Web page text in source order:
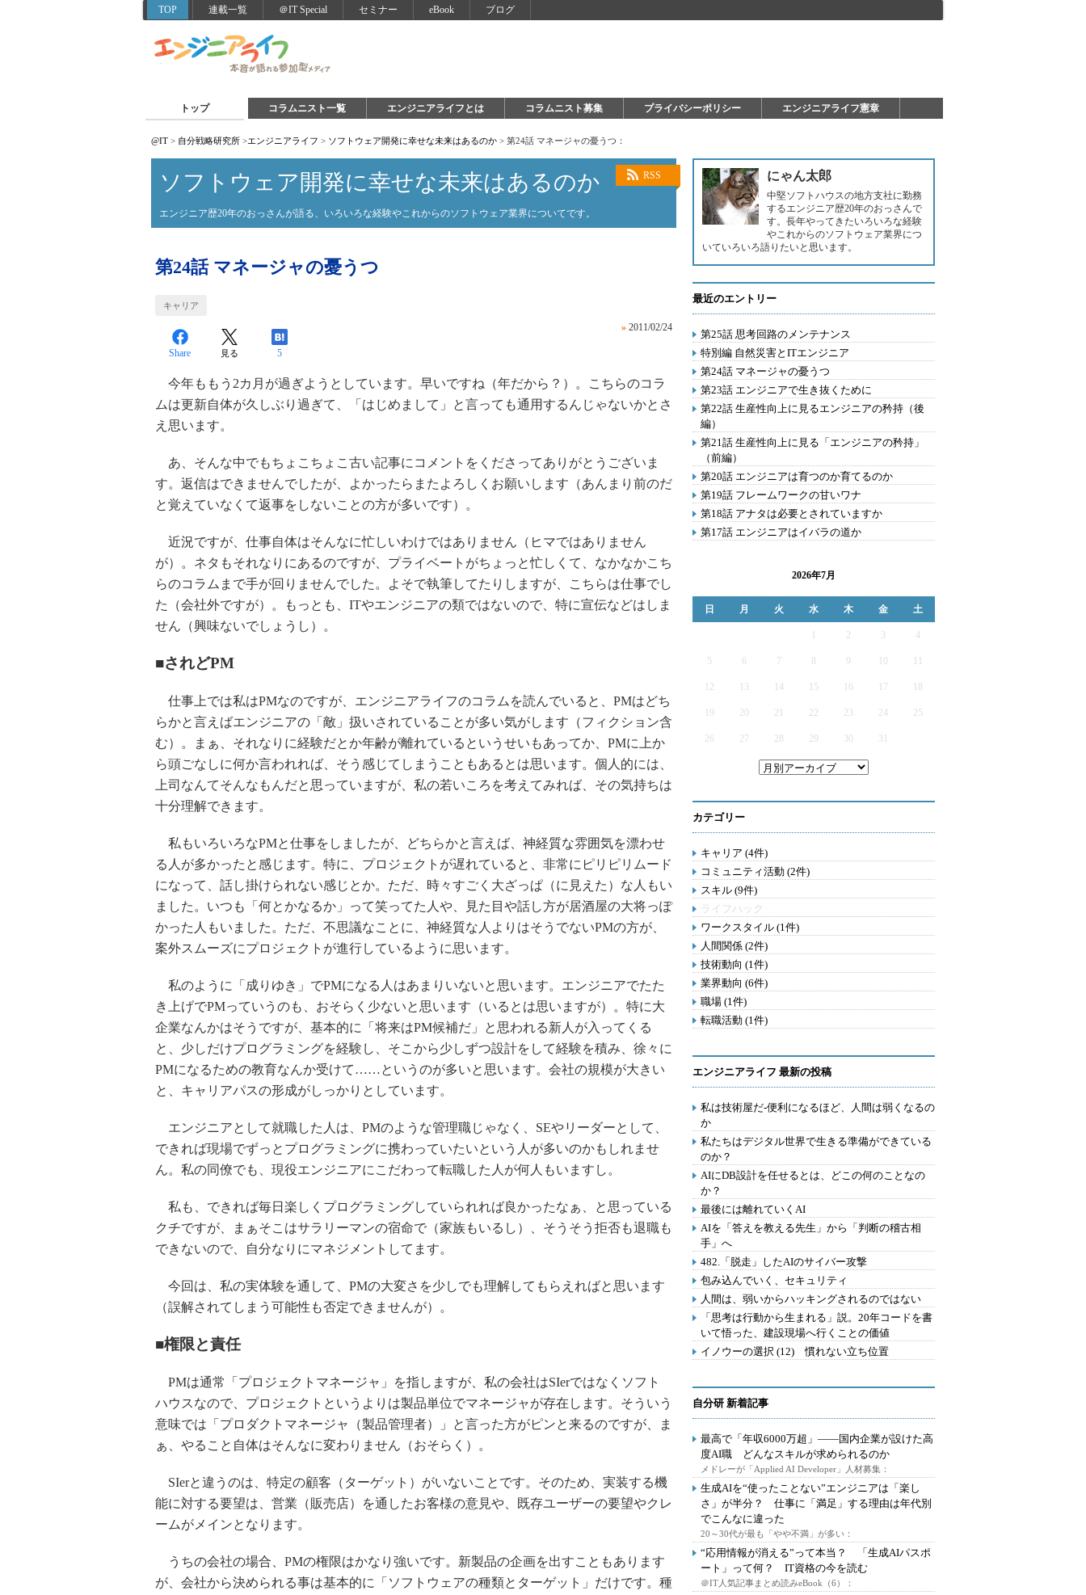
TOP 連載一覧 ＠IT Special セミナー eBook ブログ
トップ コラムニスト一覧 エンジニアライフとは コラムニスト募集 プライバシーポリシー エンジニアライフ憲章
@IT > 自分戦略研究所 >エンジニアライフ > ソフトウェア開発に幸せな未来はあるのか > 第24話 マネージャの憂うつ：
RSS
ソフトウェア開発に幸せな未来はあるのか
エンジニア歴20年のおっさんが語る、いろいろな経験やこれからのソフトウェア業界についてです。
第24話 マネージャの憂うつ
キャリア
» 2011/02/24
Share 見る 5
今年ももう2カ月が過ぎようとしています。早いですね（年だから？）。こちらのコラ
ムは更新自体が久しぶり過ぎて、「はじめまして」と言っても通用するんじゃないかとさ
え思います。
あ、そんな中でもちょこちょこ古い記事にコメントをくださってありがとうございま
す。返信はできませんでしたが、よかったらまたよろしくお願いします（あんまり前のだ
と覚えていなくて返事をしないことの方が多いです）。
近況ですが、仕事自体はそんなに忙しいわけではありません（ヒマではありません
が）。ネタもそれなりにあるのですが、プライベートがちょっと忙しくて、なかなかこち
らのコラムまで手が回りませんでした。よそで執筆してたりしますが、こちらは仕事でし
た（会社外ですが）。もっとも、ITやエンジニアの類ではないので、特に宣伝などはしま
せん（興味ないでしょうし）。
■されどPM
仕事上では私はPMなのですが、エンジニアライフのコラムを読んでいると、PMはどち
らかと言えばエンジニアの「敵」扱いされていることが多い気がします（フィクション含
む）。まぁ、それなりに経験だとか年齢が離れているというせいもあってか、PMに上か
ら頭ごなしに何か言われれば、そう感じてしまうこともあるとは思います。個人的には、
上司なんてそんなもんだと思っていますが、私の若いころを考えてみれば、その気持ちは
十分理解できます。
私もいろいろなPMと仕事をしましたが、どちらかと言えば、神経質な雰囲気を漂わせ
る人が多かったと感じます。特に、プロジェクトが遅れていると、非常にピリピリムード
になって、話し掛けられない感じとか。ただ、時々すごく大ざっぱ（に見えた）な人もい
ました。いつも「何とかなるか」って笑ってた人や、見た目や話し方が居酒屋の大将っぽ
かった人もいました。ただ、不思議なことに、神経質な人よりはそうでないPMの方が、
案外スムーズにプロジェクトが進行しているように思います。
私のように「成りゆき」でPMになる人はあまりいないと思います。エンジニアでたた
き上げでPMっていうのも、おそらく少ないと思います（いるとは思いますが）。特に大
企業なんかはそうですが、基本的に「将来はPM候補だ」と思われる新人が入ってくる
と、少しだけプログラミングを経験し、そこから少しずつ設計をして経験を積み、徐々に
PMになるための教育なんか受けて……というのが多いと思います。会社の規模が大きい
と、キャリアパスの形成がしっかりとしています。
エンジニアとして就職した人は、PMのような管理職じゃなく、SEやリーダーとして、
できれば現場でずっとプログラミングに携わっていたいという人が多いのかもしれませ
ん。私の同僚でも、現役エンジニアにこだわって転職した人が何人もいますし。
私も、できれば毎日楽しくプログラミングしていられれば良かったなぁ、と思っている
クチですが、まぁそこはサラリーマンの宿命で（家族もいるし）、そうそう拒否も退職も
できないので、自分なりにマネジメントしてます。
今回は、私の実体験を通して、PMの大変さを少しでも理解してもらえればと思います
（誤解されてしまう可能性も否定できませんが）。
■権限と責任
PMは通常「プロジェクトマネージャ」を指しますが、私の会社はSIerではなくソフト
ハウスなので、プロジェクトというよりは製品単位でマネージャが存在します。そういう
意味では「プロダクトマネージャ（製品管理者）」と言った方がピンと来るのですが、ま
ぁ、やること自体はそんなに変わりません（おそらく）。
SIerと違うのは、特定の顧客（ターゲット）がいないことです。そのため、実装する機
能に対する要望は、営業（販売店）を通したお客様の意見や、既存ユーザーの要望やクレ
ームがメインとなります。
うちの会社の場合、PMの権限はかなり強いです。新製品の企画を出すこともあります
が、会社から決められる事は基本的に「ソフトウェアの種類とターゲット」だけです。種
にゃん太郎
中堅ソフトハウスの地方支社に勤務
するエンジニア歴20年のおっさんで
す。長年やってきたいろいろな経験
やこれからのソフトウェア業界につ
いていろいろ語りたいと思います。
最近のエントリー
第25話 思考回路のメンテナンス
特別編 自然災害とITエンジニア
第24話 マネージャの憂うつ
第23話 エンジニアで生き抜くために
第22話 生産性向上に見るエンジニアの矜持（後
編）
第21話 生産性向上に見る「エンジニアの矜持」
（前編）
第20話 エンジニアは育つのか育てるのか
第19話 フレームワークの甘いワナ
第18話 アナタは必要とされていますか
第17話 エンジニアはイバラの道か
2026年7月
日 月 火 水 木 金 土
2 3 4
5 6 7 9
12 13 14 15 16 17
19 20 21 22 23 24 25
26 27 28 29 30 31
カテゴリー
キャリア (4件)
コミュニティ活動 (2件)
スキル (9件)
ライフハック
ワークスタイル (1件)
人間関係 (2件)
技術動向 (1件)
業界動向 (6件)
職場 (1件)
転職活動 (1件)
エンジニアライフ 最新の投稿
私は技術屋だ-便利になるほど、人間は弱くなるの
か
私たちはデジタル世界で生きる準備ができている
のか？
AIにDB設計を任せるとは、どこの何のことなの
か？
最後には離れていくAI
AIを「答えを教える先生」から「判断の稽古相
手」へ
482.「脱走」したAIのサイバー攻撃
包み込んでいく、セキュリティ
人間は、弱いからハッキングされるのではない
「思考は行動から生まれる」説。20年コードを書
いて悟った、建設現場へ行くことの価値
イノウーの選択 (12) 慣れない立ち位置
自分研 新着記事
最高で「年収6000万超」――国内企業が設けた高
度AI職 どんなスキルが求められるのか
メドレーが「Applied AI Developer」人材募集：
生成AIを“使ったことない”エンジニアは「楽し
さ」が半分？ 仕事に「満足」する理由は年代別
でこんなに違った
20～30代が最も「やや不満」が多い：
“応用情報が消える”って本当？ 「生成AIパスポ
ート」って何？ IT資格の今を読む
＠IT人気記事まとめ読みeBook（6）：